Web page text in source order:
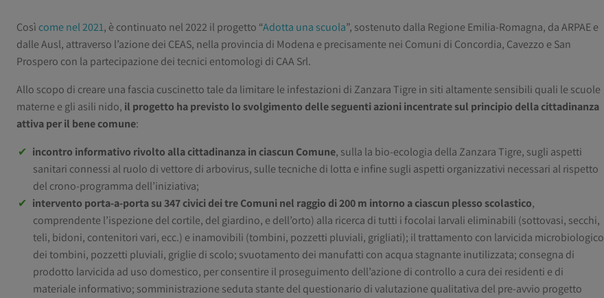
Cosìcome nel 2021, è continuato nel 2022 il progetto “Adotta una scuola”, sostenuto dalla Regione Emilia-Romagna, da ARPAE e
dalle Ausl, attraverso l’azione dei CEAS, nella provincia di Modena e precisamente nei Comuni di Concordia, Cavezzo e San
Prospero con la partecipazione dei tecnici entomologi di CAA Srl.
Allo scopo di creare una fascia cuscinetto tale da limitare le infestazioni di Zanzara Tigre in siti altamente sensibili quali le scuole
materne e gli asili nido, il progetto ha previsto lo svolgimento delle seguenti azioni incentrate sul principio della cittadinanza
attiva per il bene comune:
incontro informativo rivolto alla cittadinanza in ciascun Comune, sulla la bio-ecologia della Zanzara Tigre, sugli aspetti
sanitari connessi al ruolo di vettore di arbovirus, sulle tecniche di lotta e infine sugli aspetti organizzativi necessari al rispetto
del crono-programma dell’iniziativa;
intervento porta-a-porta su 347 civici dei tre Comuni nel raggio di 200 m intorno a ciascun plesso scolastico,
comprendente l’ispezione del cortile, del giardino, e dell’orto) alla ricerca di tutti i focolai larvali eliminabili (sottovasi, secchi,
teli, bidoni, contenitori vari, ecc.) e inamovibili (tombini, pozzetti pluviali, grigliati); il trattamento con larvicida microbiologico
dei tombini, pozzetti pluviali, griglie di scolo; svuotamento dei manufatti con acqua stagnante inutilizzata; consegna di
prodotto larvicida ad uso domestico, per consentire il proseguimento dell’azione di controllo a cura dei residenti e di
materiale informativo; somministrazione seduta stante del questionario di valutazione qualitativa del pre-avvio progetto